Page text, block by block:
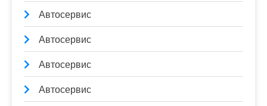
Автосервис
Автосервис
Автосервис
Автосервис